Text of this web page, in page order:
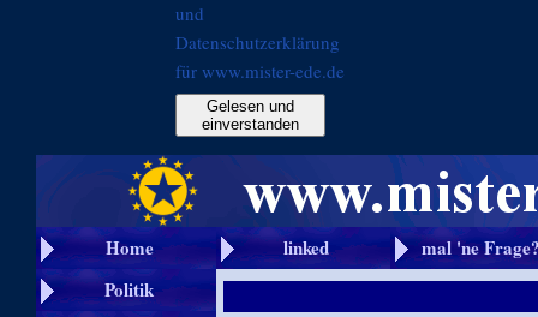
und
Datenschutzerklärung
für www.mister-ede.de
Gelesen und
einverstanden
Home linked
mal 'ne
Politik